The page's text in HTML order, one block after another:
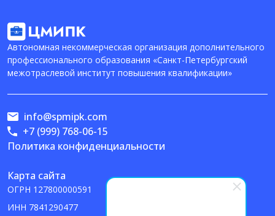
Автономная некоммерческая организация дополнительного
профессионального образования «Санкт-Петербургский
межотраслевой институт повышения квалификации»
Политика конфиденциальности
Карта сайта
ОГРН 127800000591
ИНН 7841290477
info@spmipk.com
+7 (999) 768-06-15